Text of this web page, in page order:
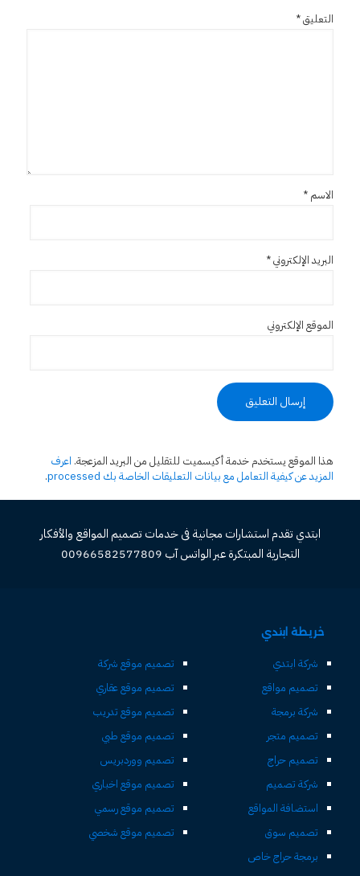
التعليق*
الاسم *
البريد الإلكتروني*
الموقع الإلكتروني
هذا الموقع يستخدم خدمة أكيسميت للتقليل من البريد المزعجة. اعرف
المزيد عن كيفية التعامل مع بيانات التعليقات الخاصة بك processed
.
ابتدي تقدم استشارات مجانية فى خدمات تصميم المواقع والأفكار
التجارية المبتكرة عبر الواتس آب 00966582577809
خريطة ابتدي
شركة ابتدي
تصميم مواقع
شركة برمجة
تصميم متجر
تصميم حراج
شركة تصميم
استضافة المواقع
تصميم سوق
برمجة حراج خاص
تصميم موقع شركة
تصميم موقع عقاري
تصميم موقع تدريب
تصميم موقع طبي
تصميم ووردبريس
تصميم موقع اخباري
تصميم موقع رسمي
تصميم موقع شخصي